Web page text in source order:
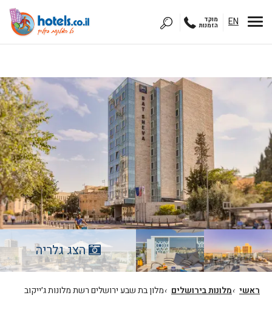
EN מוקד
הזמנות
הצג גלריה
ראשי ›מלונות בירושלים ›מלון בת שבע ירושלים רשת מלונות ג׳ייקוב